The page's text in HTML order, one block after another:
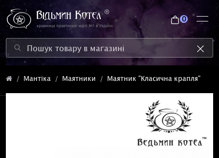
0
Мантіка Маятники Маятник "Класична крапля"